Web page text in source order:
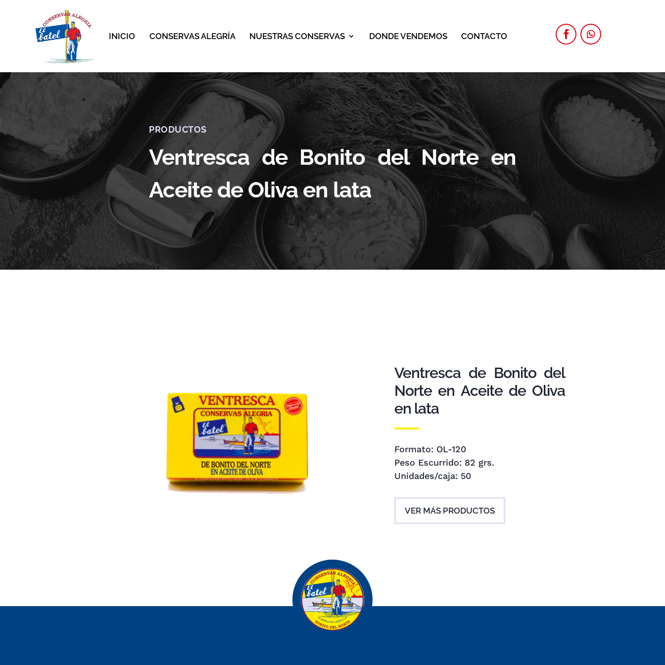
INICIO CONSERVAS ALEGRÍA NUESTRAS CONSERVAS DONDE VENDEMOS CONTACTO
PRODUCTOS
Ventresca de Bonito del Norte en
Aceite de Oliva en lata
Ventresca de Bonito del
Norte en Aceite de Oliva
en lata
Formato: OL-120
Peso Escurrido: 82 grs.
Unidades/caja: 50
VER MÁS PRODUCTOS